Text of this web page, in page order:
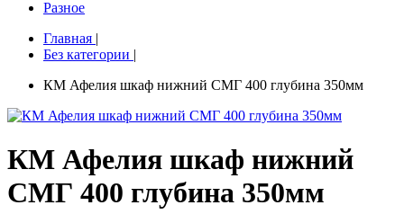
Разное
Главная |
Без категории |
КМ Афелия шкаф нижний СМГ 400 глубина 350мм
КМ Афелия шкаф нижний
СМГ 400 глубина 350мм